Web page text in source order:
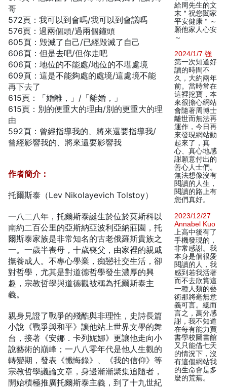
哥
572頁：我可以到會嗎/我可以到會議嗎
576頁：過兩個頭/過兩個鐘頭
605頁：毁滅了自己/已經毁滅了自己
606頁：但是去吧/但你走吧
606頁：地位的不能處/地位的不堪處境
609頁：這是不能夠處的處境/這處境不能
再下去了
615頁：「婚離，」/「離婚，」
615頁：別的便重大的理由/別的更重大的理
由
592頁：曾經指導我的、將來還要指導我/
曾經影響我的、將來還要影響我
作者簡介：
托爾斯泰（Lev Nikolayevich Tolstoy）
一八二八年，托爾斯泰誕生於位於莫斯科以
南約二百公里的亞斯納亞波利亞納莊園，托
爾斯泰家族是非常知名的古老俄羅斯貴族之
一。一歲半喪母，十歲喪父，由家裡的親戚
撫養成人。不專心學業，痴戀社交生活，卻
對哲學，尤其是對道德哲學發生濃厚的興
趣，宗教哲學與道德觀被稱為托爾斯泰主
義。
親身見證了戰爭的殘酷與非理性，史詩長篇
小說《戰爭與和平》讓他站上世界文學的舞
台，接著《安娜．卡列妮娜》更讓他走向小
說藝術的巔峰；一八八零年代是他人生觀的
轉變期，發表《懺悔錄》、《我的信仰》等
宗教哲學議論文章，身邊漸漸聚集追隨者，
開始積極推廣托爾斯泰主義，到了十九世紀
給周先生的文
末＂祝您闔家
平安健康＂～
願他家人心安
～
2024/1/7 強
第一次知道好
讀的時間不
久，大約兩年
前。當時常在
這裡挖寶，本
來很擔心網站
會隨著周博士
離世而無法再
運作，今日再
來發現網站動
起來了，真
心、真心地感
謝願意付出的
善心人士們。
無法想像沒有
閱讀的人生，
閱讀的路上有
您們真好。
2023/12/27
Annabel Kuo
上高中後有了
手機發現的，
非常感謝。我
本身是個很愛
閱讀的人，我
感到若我活著
而不去欣賞這
一種人類的藝
術那將毫無意
義可言。總而
言之，萬分感
謝，我不知道
在每有能力買
書學校圖書館
又只能借七天
的情況下，沒
有這個網站我
的生命會是多
麼的荒蕪。